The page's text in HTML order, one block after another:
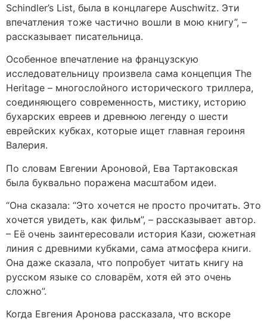
Schindler’s List, была в концлагере Auschwitz. Эти
впечатления тоже частично вошли в мою книгу”, –
рассказывает писательница.
Особенное впечатление на французскую
исследовательницу произвела сама концепция The
Heritage – многослойного исторического триллера,
соединяющего современность, мистику, историю
бухарских евреев и древнюю легенду о шести
еврейских кубках, которые ищет главная героиня
Валерия.
По словам Евгении Ароновой, Ева Тартаковская
была буквально поражена масштабом идеи.
“Она сказала: “Это хочется не просто прочитать. Это
хочется увидеть, как фильм”, – рассказывает автор.
– Её очень заинтересовали история Кази, сюжетная
линия с древними кубками, сама атмосфера книги.
Она даже сказала, что попробует читать книгу на
русском языке со словарём, хотя ей это очень
сложно”.
Когда Евгения Аронова рассказала, что вскоре